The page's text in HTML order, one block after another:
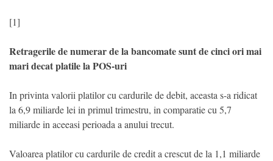
[1]
Retragerile de numerar de la bancomate sunt de cinci ori mai
mari decat platile la POS-uri
In privinta valorii platilor cu cardurile de debit, aceasta s-a ridicat
la 6,9 miliarde lei in primul trimestru, in comparatie cu 5,7
miliarde in aceeasi perioada a anului trecut.
Valoarea platilor cu cardurile de credit a crescut de la 1,1 miliarde